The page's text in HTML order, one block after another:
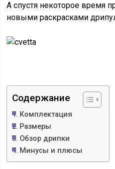
А спустя некоторое время
новыми раскрасками
Содержание
Комплектация
Размеры
Обзор дрипки
Минусы и плюсы